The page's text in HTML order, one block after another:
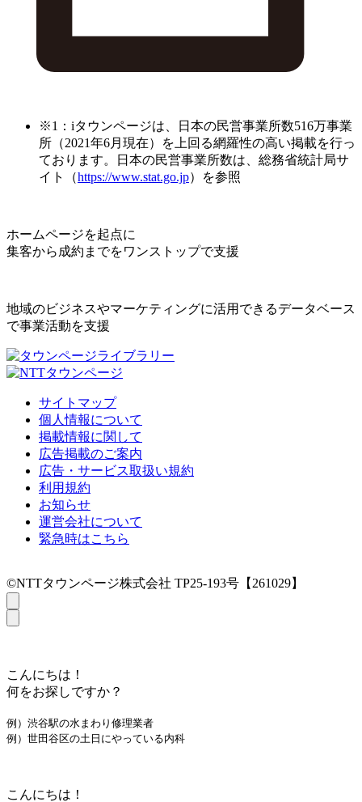
※1：iタウンページは、日本の民営事業所数516万事業
所（2021年6月現在）を上回る網羅性の高い掲載を行っ
ております。日本の民営事業所数は、総務省統計局サ
イト（https://www.stat.go.jp）を参照
ホームページを起点に
集客から成約までをワンストップで支援
地域のビジネスやマーケティングに活用できるデータベース
で事業活動を支援
サイトマップ
個人情報について
掲載情報に関して
広告掲載のご案内
広告・サービス取扱い規約
利用規約
お知らせ
運営会社について
緊急時はこちら
©NTTタウンページ株式会社 TP25-193号【261029】
こんにちは！
何をお探しですか？
例）渋谷駅の水まわり修理業者
例）世田谷区の土日にやっている内科
こんにちは！